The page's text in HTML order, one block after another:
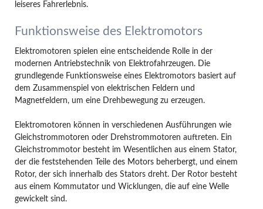
leiseres Fahrerlebnis.
Funktionsweise des Elektromotors
Elektromotoren spielen eine entscheidende Rolle in der
modernen Antriebstechnik von Elektrofahrzeugen. Die
grundlegende Funktionsweise eines Elektromotors basiert auf
dem Zusammenspiel von elektrischen Feldern und
Magnetfeldern, um eine Drehbewegung zu erzeugen.
Elektromotoren können in verschiedenen Ausführungen wie
Gleichstrommotoren oder Drehstrommotoren auftreten. Ein
Gleichstrommotor besteht im Wesentlichen aus einem Stator,
der die feststehenden Teile des Motors beherbergt, und einem
Rotor, der sich innerhalb des Stators dreht. Der Rotor besteht
aus einem Kommutator und Wicklungen, die auf eine Welle
gewickelt sind.